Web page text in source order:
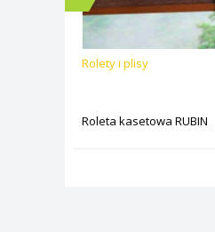
Rolety i plisy
Roleta kasetowa RUBIN